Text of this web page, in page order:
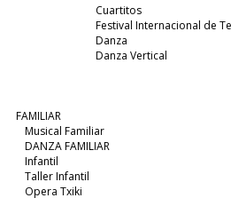
Cuartitos
Festival Internacional de
Danza
Danza Vertical
FAMILIAR
Musical Familiar
DANZA FAMILIAR
Infantil
Taller Infantil
Opera Txiki